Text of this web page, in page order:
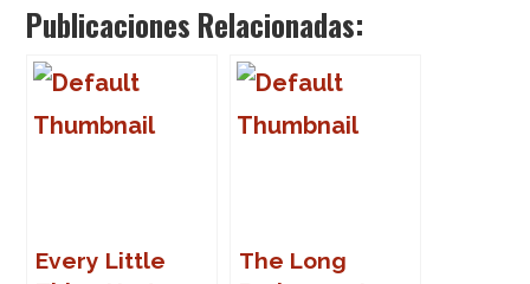
Publicaciones Relacionadas:
Every Little
The Long